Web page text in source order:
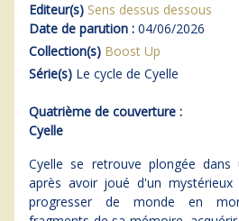
Editeur(s) Sens dessus dessous
Date de parution : 04/06/2026
Collection(s) Boost Up
Série(s) Le cycle de Cyelle
Quatrième de couverture :
Cyelle
Cyelle se retrouve plongée dans
après avoir joué d'un mystérieux
progresser de monde en